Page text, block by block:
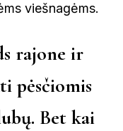
viešnagėms.
rajone ir
pėsčiomis
Bet kai